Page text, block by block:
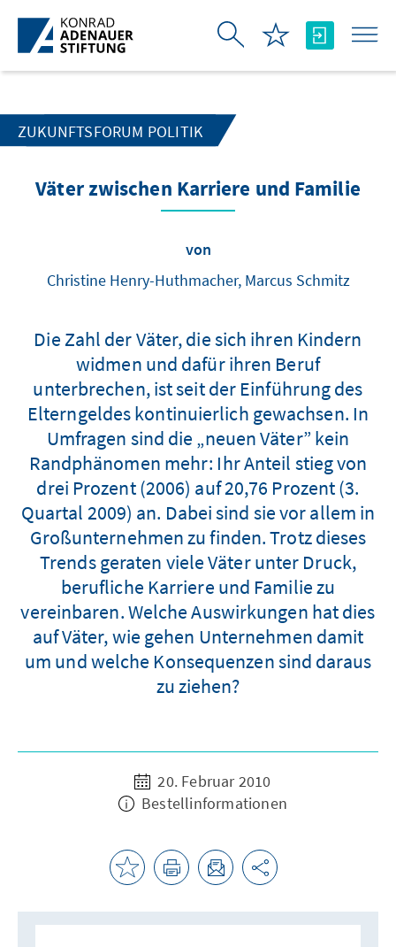
Zum Hauptinhalt springen
ZUKUNFTSFORUM POLITIK
Väter zwischen Karriere und Familie
von
Christine Henry-Huthmacher, Marcus Schmitz
Die Zahl der Väter, die sich ihren Kindern
widmen und dafür ihren Beruf
unterbrechen, ist seit der Einführung des
Elterngeldes kontinuierlich gewachsen. In
Umfragen sind die „neuen Väter” kein
Randphänomen mehr: Ihr Anteil stieg von
drei Prozent (2006) auf 20,76 Prozent (3.
Quartal 2009) an. Dabei sind sie vor allem in
Großunternehmen zu finden. Trotz dieses
Trends geraten viele Väter unter Druck,
berufliche Karriere und Familie zu
vereinbaren. Welche Auswirkungen hat dies
auf Väter, wie gehen Unternehmen damit
um und welche Konsequenzen sind daraus
zu ziehen?
20. Februar 2010
Bestellinformationen